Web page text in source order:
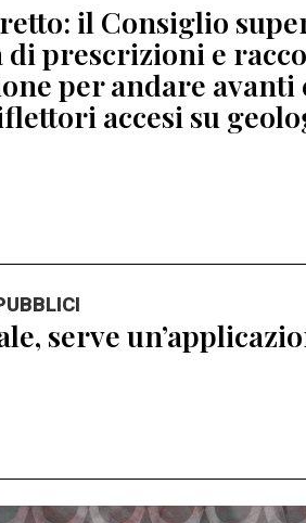
il Consiglio
prescrizioni e
per andare avanti
accesi su
serve